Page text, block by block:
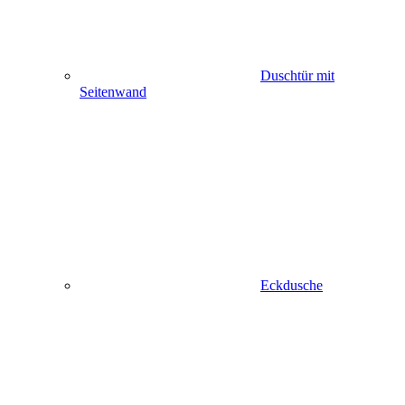
Duschtür mit
Seitenwand
Eckdusche